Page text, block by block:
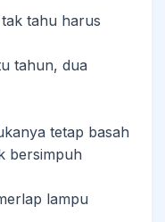
tahu harus
tahun, dua
tetap basah
bersimpuh
lampu